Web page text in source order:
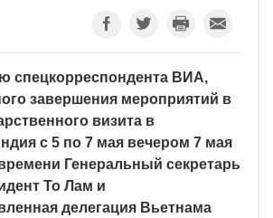
спецкорреспондента ВИА,
завершения мероприятий в
визита в
с 5 по 7 мая вечером 7 мая
Генеральный секретарь
То Лам и
делегация Вьетнама